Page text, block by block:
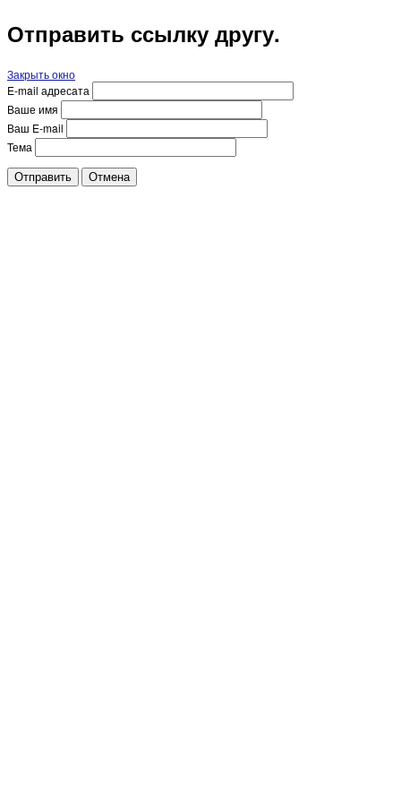
Отправить ссылку другу.
Закрыть окно
E-mail адресата
Ваше имя
Ваш E-mail
Тема
Отправить Отмена